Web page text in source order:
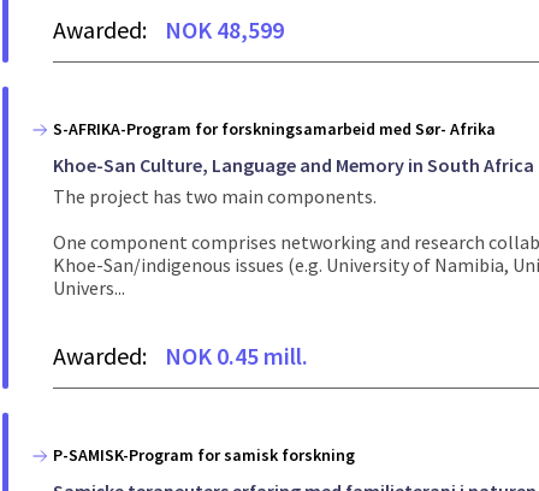
Awarded: NOK 48,599
S-AFRIKA-Program for forskningsamarbeid med Sør- Afrika
Khoe-San Culture, Language and Memory in South Africa
The project has two main components.
One component comprises networking and research
Khoe-San/indigenous issues (e.g. University of Namibia,
Univers...
Awarded: NOK 0.45 mill.
P-SAMISK-Program for samisk forskning